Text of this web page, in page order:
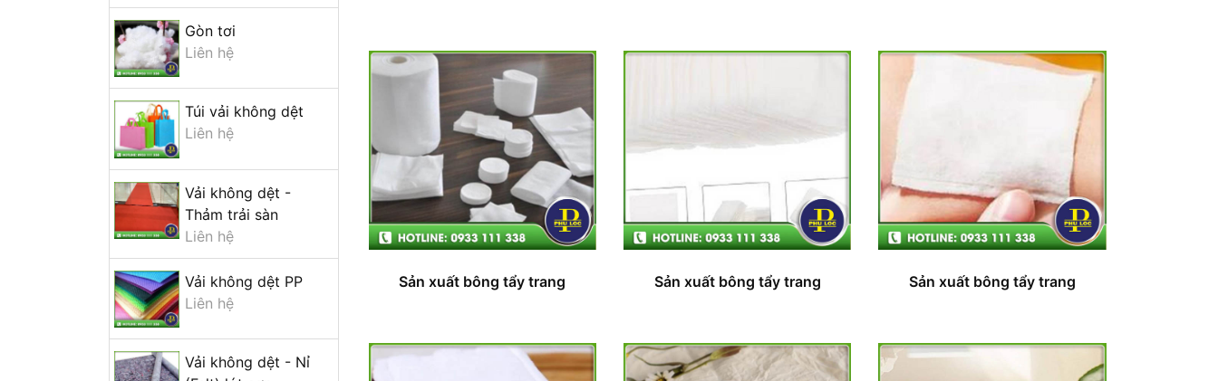
Gòn tơi
Liên hệ
Túi vải không dệt
Liên hệ
Vải không dệt -
Thảm trải sàn
Liên hệ
Vải không dệt PP
Liên hệ
Vải không dệt - Nỉ
Sản xuất bông tẩy trang Sản xuất bông tẩy trang Sản xuất bông tẩy trang